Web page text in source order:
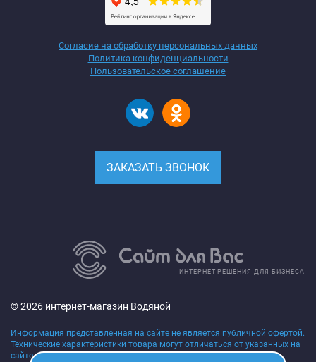
Согласие на обработку персональных данных
Политика конфиденциальности
Пользовательское соглашение
ЗАКАЗАТЬ ЗВОНОК
ИНТЕРНЕТ-РЕШЕНИЯ ДЛЯ БИЗНЕСА
© 2026 интернет-магазин Водяной
Информация представленная на сайте не является публичной офертой.
Технические характеристики товара могут отличаться от указанных на
сайте, уточняйте технические характеристики товара на момент